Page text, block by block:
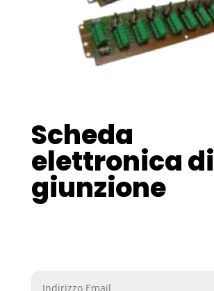
Scheda
elettronica di
giunzione